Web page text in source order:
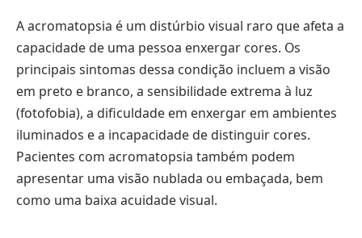
A acromatopsia é um distúrbio visual raro que afeta a
capacidade de uma pessoa enxergar cores. Os
principais sintomas dessa condição incluem a visão
em preto e branco, a sensibilidade extrema à luz
(fotofobia), a dificuldade em enxergar em ambientes
iluminados e a incapacidade de distinguir cores.
Pacientes com acromatopsia também podem
apresentar uma visão nublada ou embaçada, bem
como uma baixa acuidade visual.